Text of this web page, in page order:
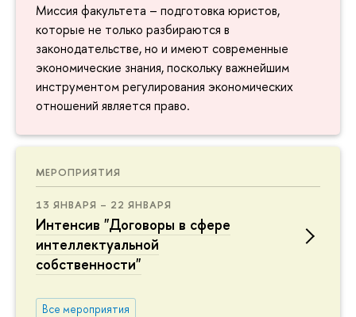
Миссия факультета – подготовка юристов,
которые не только разбираются в
законодательстве, но и имеют современные
экономические знания, поскольку важнейшим
инструментом регулирования экономических
отношений является право.
МЕРОПРИЯТИЯ
13 ЯНВАРЯ – 22 ЯНВАРЯ
Интенсив "Договоры в сфере
интеллектуальной
собственности"
Все мероприятия